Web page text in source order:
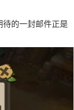
的一封邮件正是